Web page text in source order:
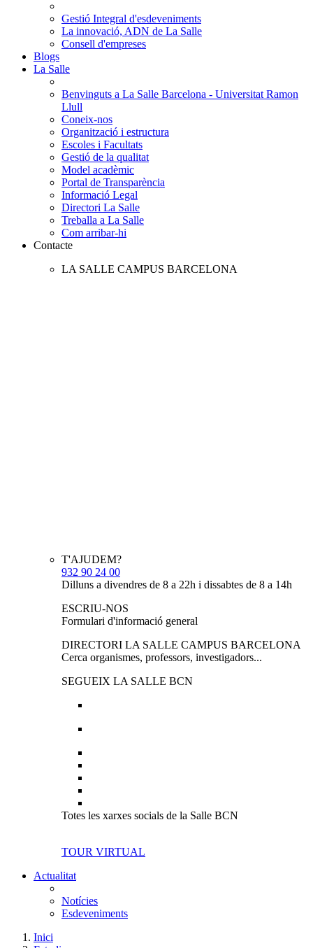
Gestió Integral d'esdeveniments
La innovació, ADN de La Salle
Consell d'empreses
Blogs
La Salle
Benvinguts a La Salle Barcelona - Universitat Ramon
Llull
Coneix-nos
Organització i estructura
Escoles i Facultats
Gestió de la qualitat
Model acadèmic
Portal de Transparència
Informació Legal
Directori La Salle
Treballa a La Salle
Com arribar-hi
Contacte
LA SALLE CAMPUS BARCELONA
T'AJUDEM?
932 90 24 00
Dilluns a divendres de 8 a 22h i dissabtes de 8 a 14h
ESCRIU-NOS
Formulari d'informació general
DIRECTORI LA SALLE CAMPUS BARCELONA
Cerca organismes, professors, investigadors...
SEGUEIX LA SALLE BCN
Totes les xarxes socials de la Salle BCN
TOUR VIRTUAL
Actualitat
Notícies
Esdeveniments
Inici